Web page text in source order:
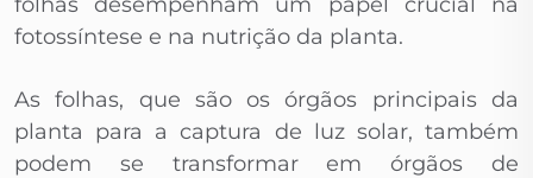
fotossíntese e na nutrição da planta.
As folhas, que são os órgãos principais da
planta para a captura de luz solar, também
podem se transformar em órgãos de